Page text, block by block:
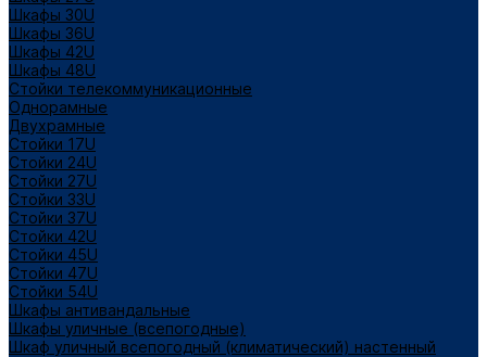
Шкафы 30U
Шкафы 36U
Шкафы 42U
Шкафы 48U
Стойки телекоммуникационные
Однорамные
Двухрамные
Стойки 17U
Стойки 24U
Стойки 27U
Стойки 33U
Стойки 37U
Стойки 42U
Стойки 45U
Стойки 47U
Стойки 54U
Шкафы антивандальные
Шкафы уличные (всепогодные)
Шкаф уличный всепогодный (климатический) настенный